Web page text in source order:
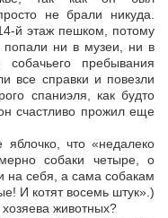
не брали никуда.
й этаж пешком, потому
попали ни в музеи, ни в
пребывания
все справки и повезли
спаниэля, как будто
счастливо прожил еще
что «недалеко
собаки четыре, о
на себя, а сама собакам
И котят восемь штук».)
животных?